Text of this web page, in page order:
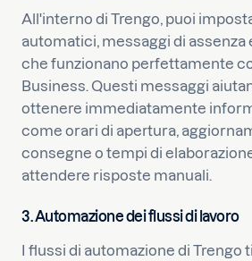
All'interno di Trengo, puoi
automatici, messaggi di assenza
che funzionano perfettamente
Business. Questi messaggi
ottenere immediatamente
come orari di apertura,
consegne o tempi di
attendere risposte manuali.
3. Automazione dei flussi di lavoro
I flussi di automazione di Trengo